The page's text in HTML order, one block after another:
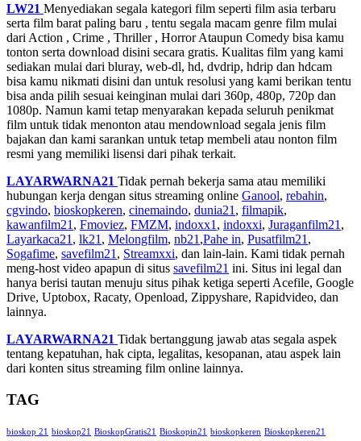
LW21 Menyediakan segala kategori film seperti film asia terbaru
serta film barat paling baru , tentu segala macam genre film mulai
dari Action , Crime , Thriller , Horror Ataupun Comedy bisa kamu
tonton serta download disini secara gratis. Kualitas film yang kami
sediakan mulai dari bluray, web-dl, hd, dvdrip, hdrip dan hdcam
bisa kamu nikmati disini dan untuk resolusi yang kami berikan tentu
bisa anda pilih sesuai keinginan mulai dari 360p, 480p, 720p dan
1080p. Namun kami tetap menyarakan kepada seluruh penikmat
film untuk tidak menonton atau mendownload segala jenis film
bajakan dan kami sarankan untuk tetap membeli atau nonton film
resmi yang memiliki lisensi dari pihak terkait.
LAYARWARNA21 Tidak pernah bekerja sama atau memiliki
hubungan kerja dengan situs streaming online Ganool, rebahin,
cgvindo, bioskopkeren, cinemaindo, dunia21 , filmapik,
kawanfilm21 , Fmoviez, FMZM, indoxx1 , indoxxi, Juraganfilm21 ,
Layarkaca21 , lk21 , Melongfilm, nb21 ,Pahe in, Pusatfilm21 ,
Sogafime, savefilm21 , Streamxxi, dan lain-lain. Kami tidak pernah
meng-host video apapun di situs savefilm21 ini. Situs ini legal dan
hanya berisi tautan menuju situs pihak ketiga seperti Acefile, Google
Drive, Uptobox, Racaty, Openload, Zippyshare, Rapidvideo, dan
lainnya.
LAYARWARNA21 Tidak bertanggung jawab atas segala aspek
tentang kepatuhan, hak cipta, legalitas, kesopanan, atau aspek lain
dari konten situs streaming film online lainnya.
TAG
bioskop 21 bioskop21 BioskopGratis21 Bioskopin21 bioskopkeren Bioskopkeren21